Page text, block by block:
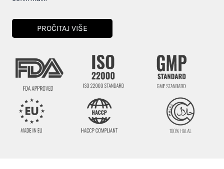
PROČITAJ VIŠE